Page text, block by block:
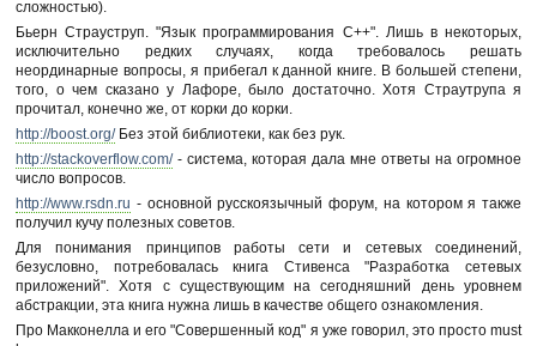
сложностью).
Бьерн Страуструп. "Язык программирования С++". Лишь в некоторых,
исключительно редких случаях, когда требовалось решать
неординарные вопросы, я прибегал к данной книге. В большей степени,
того, о чем сказано у Лафоре, было достаточно. Хотя Страутрупа я
прочитал, конечно же, от корки до корки.
http://boost.org/Без этой библиотеки, как без рук.
http://stackoverflow.com/- система, которая дала мне ответы на огромное
число вопросов.
http://www.rsdn.ru - основной русскоязычный форум, на котором я также
получил кучу полезных советов.
Для понимания принципов работы сети и сетевых соединений,
безусловно, потребовалась книга Стивенса "Разработка сетевых
приложений". Хотя с существующим на сегодняшний день уровнем
абстракции, эта книга нужна лишь в качестве общего ознакомления.
Про Макконелла и его "Совершенный код" я уже говорил, это просто must